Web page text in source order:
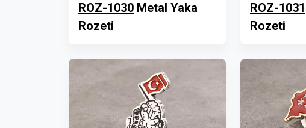
ROZ-1030 Metal Yaka
Rozeti
ROZ-1031
Rozeti